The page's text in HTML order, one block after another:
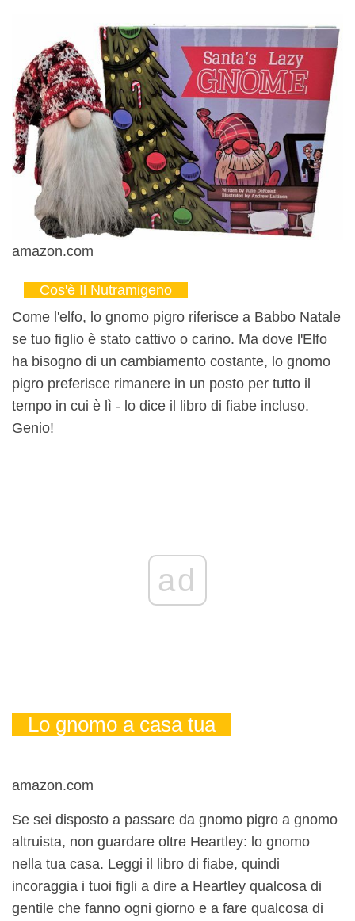
amazon.com
Cos'è Il Nutramigeno
Come l'elfo, lo gnomo pigro riferisce a Babbo Natale
se tuo figlio è stato cattivo o carino. Ma dove l'Elfo
ha bisogno di un cambiamento costante, lo gnomo
pigro preferisce rimanere in un posto per tutto il
tempo in cui è lì - lo dice il libro di fiabe incluso.
Genio!
ad
Lo gnomo a casa tua
amazon.com
Se sei disposto a passare da gnomo pigro a gnomo
altruista, non guardare oltre Heartley: lo gnomo
nella tua casa. Leggi il libro di fiabe, quindi
incoraggia i tuoi figli a dire a Heartley qualcosa di
gentile che fanno ogni giorno e a fare qualcosa di